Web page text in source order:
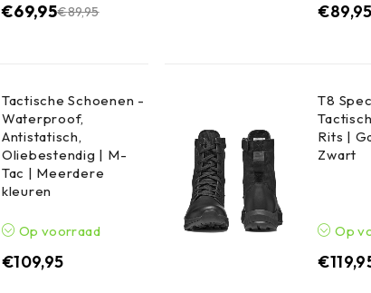
€89,95
€69,95 €89,95
Tactische Schoenen -
Waterproof,
Antistatisch,
Oliebestendig | M-
Tac | Meerdere
kleuren
Op voorraad
€109,95
T8
Rits |
Zwart
Op
€